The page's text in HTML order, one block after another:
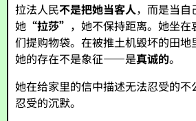
拉法人民不是把她当客人，而是当自
她 “拉莎” ，她不保持距离。她坐
们提购物袋。在被推土机毁坏的田地
她的存在不是象征——是真诚的。
她在给家里的信中描述无法忍受的
忍受的沉默。